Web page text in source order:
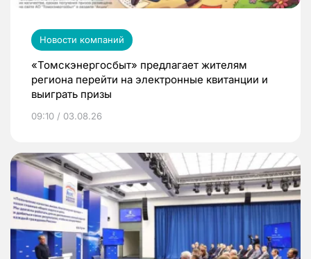
Новости компаний
«Томскэнергосбыт» предлагает жителям
региона перейти на электронные квитанции и
выиграть призы
09:10 / 03.08.26